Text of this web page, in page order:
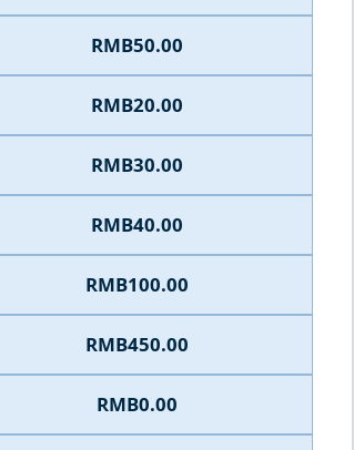
RMB50.00
RMB20.00
RMB30.00
RMB40.00
RMB100.00
RMB450.00
RMB0.00